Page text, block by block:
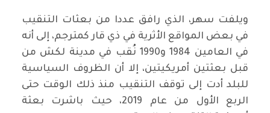
ويلفت سهر، الذي رافق عددا من بعثات التنقيب
في بعض المواقع الأثرية في ذي قار كمترجم، إلى أنه
في العامين 1984 و1990 نُقب في مدينة لكش من
قبل بعثتين أمريكيتين، إلا أن الظروف السياسية
للبلد أدت إلى توقف التنقيب منذ ذلك الوقت حتى
الربع الأول من عام 2019، حيث باشرت بعثة